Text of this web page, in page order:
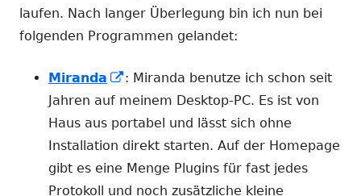
laufen. Nach langer Überlegung bin ich nun bei
folgenden Programmen gelandet:
Miranda
In
neuem
Fenster
öffnen
: Miranda benutze ich schon seit
Jahren auf meinem Desktop-PC. Es ist von
Haus aus portabel und lässt sich ohne
Installation direkt starten. Auf der Homepage
gibt es eine Menge Plugins für fast jedes
Protokoll und noch zusätzliche kleine